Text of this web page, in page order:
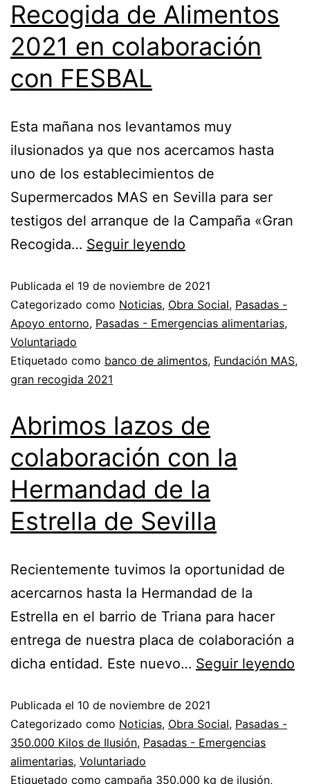
Recogida de Alimentos
2021 en colaboración
con FESBAL
Esta mañana nos levantamos muy
ilusionados ya que nos acercamos hasta
uno de los establecimientos de
Supermercados MAS en Sevilla para ser
testigos del arranque de la Campaña «Gran
Recogida… Seguir leyendo
Publicada el 19 de noviembre de 2021
Categorizado como Noticias, Obra Social, Pasadas -
Apoyo entorno, Pasadas - Emergencias alimentarias,
Voluntariado
Etiquetado como banco de alimentos, Fundación MAS,
gran recogida 2021
Abrimos lazos de
colaboración con la
Hermandad de la
Estrella de Sevilla
Recientemente tuvimos la oportunidad de
acercarnos hasta la Hermandad de la
Estrella en el barrio de Triana para hacer
entrega de nuestra placa de colaboración a
dicha entidad. Este nuevo… Seguir leyendo
Publicada el 10 de noviembre de 2021
Categorizado como Noticias, Obra Social, Pasadas -
350.000 Kilos de Ilusión, Pasadas - Emergencias
alimentarias, Voluntariado
Etiquetado como campaña 350.000 kg de ilusión,